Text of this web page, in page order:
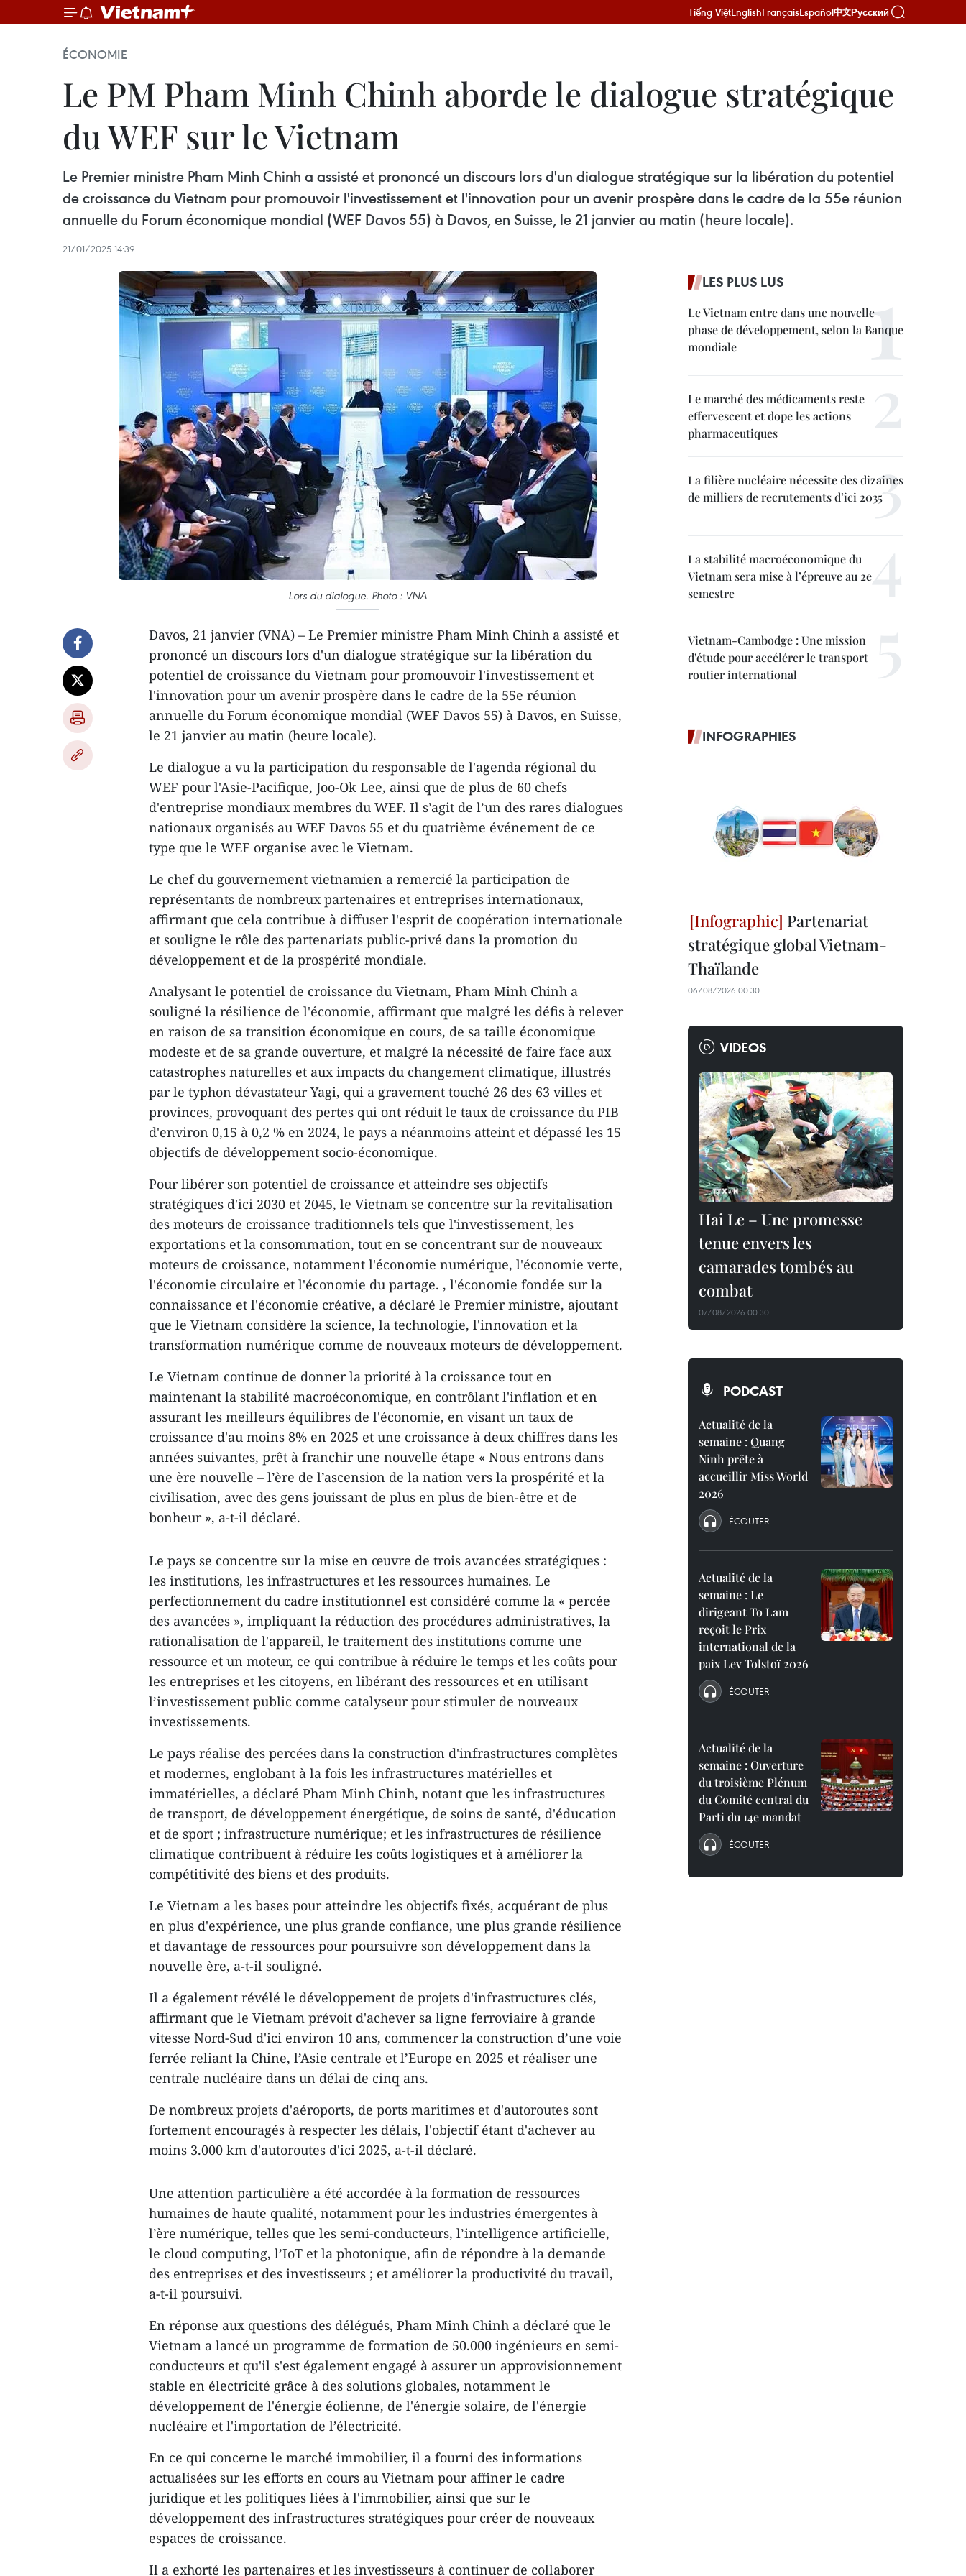
Tiếng ViệtEnglishFrançaisEspañol中文Русский
ÉCONOMIE
Le PM Pham Minh Chinh aborde le dialogue stratégique
du WEF sur le Vietnam
Le Premier ministre Pham Minh Chinh a assisté et prononcé un discours lors d'un dialogue stratégique sur la libération du potentiel
de croissance du Vietnam pour promouvoir l'investissement et l'innovation pour un avenir prospère dans le cadre de la 55e réunion
annuelle du Forum économique mondial (WEF Davos 55) à Davos, en Suisse, le 21 janvier au matin (heure locale).
21/01/2025 14:39
Lors du dialogue. Photo : VNA
Davos, 21 janvier (VNA) – Le Premier ministre Pham Minh Chinh a assisté et
prononcé un discours lors d'un dialogue stratégique sur la libération du
potentiel de croissance du Vietnam pour promouvoir l'investissement et
l'innovation pour un avenir prospère dans le cadre de la 55e réunion
annuelle du Forum économique mondial (WEF Davos 55) à Davos, en Suisse,
le 21 janvier au matin (heure locale).
Le dialogue a vu la participation du responsable de l'agenda régional du
WEF pour l'Asie-Pacifique, Joo-Ok Lee, ainsi que de plus de 60 chefs
d'entreprise mondiaux membres du WEF. Il s’agit de l’un des rares dialogues
nationaux organisés au WEF Davos 55 et du quatrième événement de ce
type que le WEF organise avec le Vietnam.
Le chef du gouvernement vietnamien a remercié la participation de
représentants de nombreux partenaires et entreprises internationaux,
affirmant que cela contribue à diffuser l'esprit de coopération internationale
et souligne le rôle des partenariats public-privé dans la promotion du
développement et de la prospérité mondiale.
Analysant le potentiel de croissance du Vietnam, Pham Minh Chinh a
souligné la résilience de l'économie, affirmant que malgré les défis à relever
en raison de sa transition économique en cours, de sa taille économique
modeste et de sa grande ouverture, et malgré la nécessité de faire face aux
catastrophes naturelles et aux impacts du changement climatique, illustrés
par le typhon dévastateur Yagi, qui a gravement touché 26 des 63 villes et
provinces, provoquant des pertes qui ont réduit le taux de croissance du PIB
d'environ 0,15 à 0,2 % en 2024, le pays a néanmoins atteint et dépassé les 15
objectifs de développement socio-économique.
Pour libérer son potentiel de croissance et atteindre ses objectifs
stratégiques d'ici 2030 et 2045, le Vietnam se concentre sur la revitalisation
des moteurs de croissance traditionnels tels que l'investissement, les
exportations et la consommation, tout en se concentrant sur de nouveaux
moteurs de croissance, notamment l'économie numérique, l'économie verte,
l'économie circulaire et l'économie du partage. , l'économie fondée sur la
connaissance et l'économie créative, a déclaré le Premier ministre, ajoutant
que le Vietnam considère la science, la technologie, l'innovation et la
transformation numérique comme de nouveaux moteurs de développement.
Le Vietnam continue de donner la priorité à la croissance tout en
maintenant la stabilité macroéconomique, en contrôlant l'inflation et en
assurant les meilleurs équilibres de l'économie, en visant un taux de
croissance d'au moins 8% en 2025 et une croissance à deux chiffres dans les
années suivantes, prêt à franchir une nouvelle étape « Nous entrons dans
une ère nouvelle – l’ère de l’ascension de la nation vers la prospérité et la
civilisation, avec des gens jouissant de plus en plus de bien-être et de
bonheur », a-t-il déclaré.
Le pays se concentre sur la mise en œuvre de trois avancées stratégiques :
les institutions, les infrastructures et les ressources humaines. Le
perfectionnement du cadre institutionnel est considéré comme la « percée
des avancées », impliquant la réduction des procédures administratives, la
rationalisation de l'appareil, le traitement des institutions comme une
ressource et un moteur, ce qui contribue à réduire le temps et les coûts pour
les entreprises et les citoyens, en libérant des ressources et en utilisant
l’investissement public comme catalyseur pour stimuler de nouveaux
investissements.
Le pays réalise des percées dans la construction d'infrastructures complètes
et modernes, englobant à la fois les infrastructures matérielles et
immatérielles, a déclaré Pham Minh Chinh, notant que les infrastructures
de transport, de développement énergétique, de soins de santé, d'éducation
et de sport ; infrastructure numérique; et les infrastructures de résilience
climatique contribuent à réduire les coûts logistiques et à améliorer la
compétitivité des biens et des produits.
Le Vietnam a les bases pour atteindre les objectifs fixés, acquérant de plus
en plus d'expérience, une plus grande confiance, une plus grande résilience
et davantage de ressources pour poursuivre son développement dans la
nouvelle ère, a-t-il souligné.
Il a également révélé le développement de projets d'infrastructures clés,
affirmant que le Vietnam prévoit d'achever sa ligne ferroviaire à grande
vitesse Nord-Sud d'ici environ 10 ans, commencer la construction d’une voie
ferrée reliant la Chine, l’Asie centrale et l’Europe en 2025 et réaliser une
centrale nucléaire dans un délai de cinq ans.
De nombreux projets d'aéroports, de ports maritimes et d'autoroutes sont
fortement encouragés à respecter les délais, l'objectif étant d'achever au
moins 3.000 km d'autoroutes d'ici 2025, a-t-il déclaré.
Une attention particulière a été accordée à la formation de ressources
humaines de haute qualité, notamment pour les industries émergentes à
l’ère numérique, telles que les semi-conducteurs, l’intelligence artificielle,
le cloud computing, l’IoT et la photonique, afin de répondre à la demande
des entreprises et des investisseurs ; et améliorer la productivité du travail,
a-t-il poursuivi.
En réponse aux questions des délégués, Pham Minh Chinh a déclaré que le
Vietnam a lancé un programme de formation de 50.000 ingénieurs en semi-
conducteurs et qu'il s'est également engagé à assurer un approvisionnement
stable en électricité grâce à des solutions globales, notamment le
développement de l'énergie éolienne, de l'énergie solaire, de l'énergie
nucléaire et l'importation de l’électricité.
En ce qui concerne le marché immobilier, il a fourni des informations
actualisées sur les efforts en cours au Vietnam pour affiner le cadre
juridique et les politiques liées à l'immobilier, ainsi que sur le
développement des infrastructures stratégiques pour créer de nouveaux
espaces de croissance.
Il a exhorté les partenaires et les investisseurs à continuer de collaborer
LES PLUS LUS
Le Vietnam entre dans une nouvelle
phase de développement, selon la Banque
mondiale
Le marché des médicaments reste
effervescent et dope les actions
pharmaceutiques
La filière nucléaire nécessite des dizaines
de milliers de recrutements d’ici 2035
La stabilité macroéconomique du
Vietnam sera mise à l’épreuve au 2e
semestre
Vietnam-Cambodge : Une mission
d'étude pour accélérer le transport
routier international
INFOGRAPHIES
Partenariat
stratégique global Vietnam-
Thaïlande
06/08/2026 00:30
VIDEOS
Hai Le – Une promesse
tenue envers les
camarades tombés au
combat
07/08/2026 00:30
PODCAST
Actualité de la
semaine : Quang
Ninh prête à
accueillir Miss World
2026
ÉCOUTER
Actualité de la
semaine : Le
dirigeant To Lam
reçoit le Prix
international de la
paix Lev Tolstoï 2026
ÉCOUTER
Actualité de la
semaine : Ouverture
du troisième Plénum
du Comité central du
Parti du 14e mandat
ÉCOUTER